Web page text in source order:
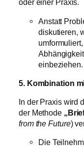
oder einer Praxis.
Anstatt
diskutieren,
einbeziehen.
5. Kombination
In der Praxis wird
der Methode
from the Future)
Die